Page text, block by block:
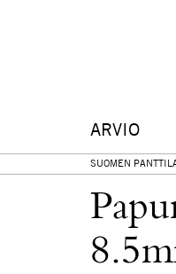
ARVIO
SUOMEN